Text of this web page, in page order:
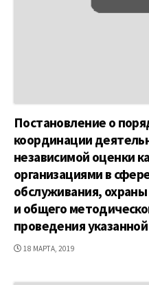
Постановление о
координации
независимой оценки
организациями в
обслуживания,
и общего
проведения
ДАТА
18 МАРТА, 2019